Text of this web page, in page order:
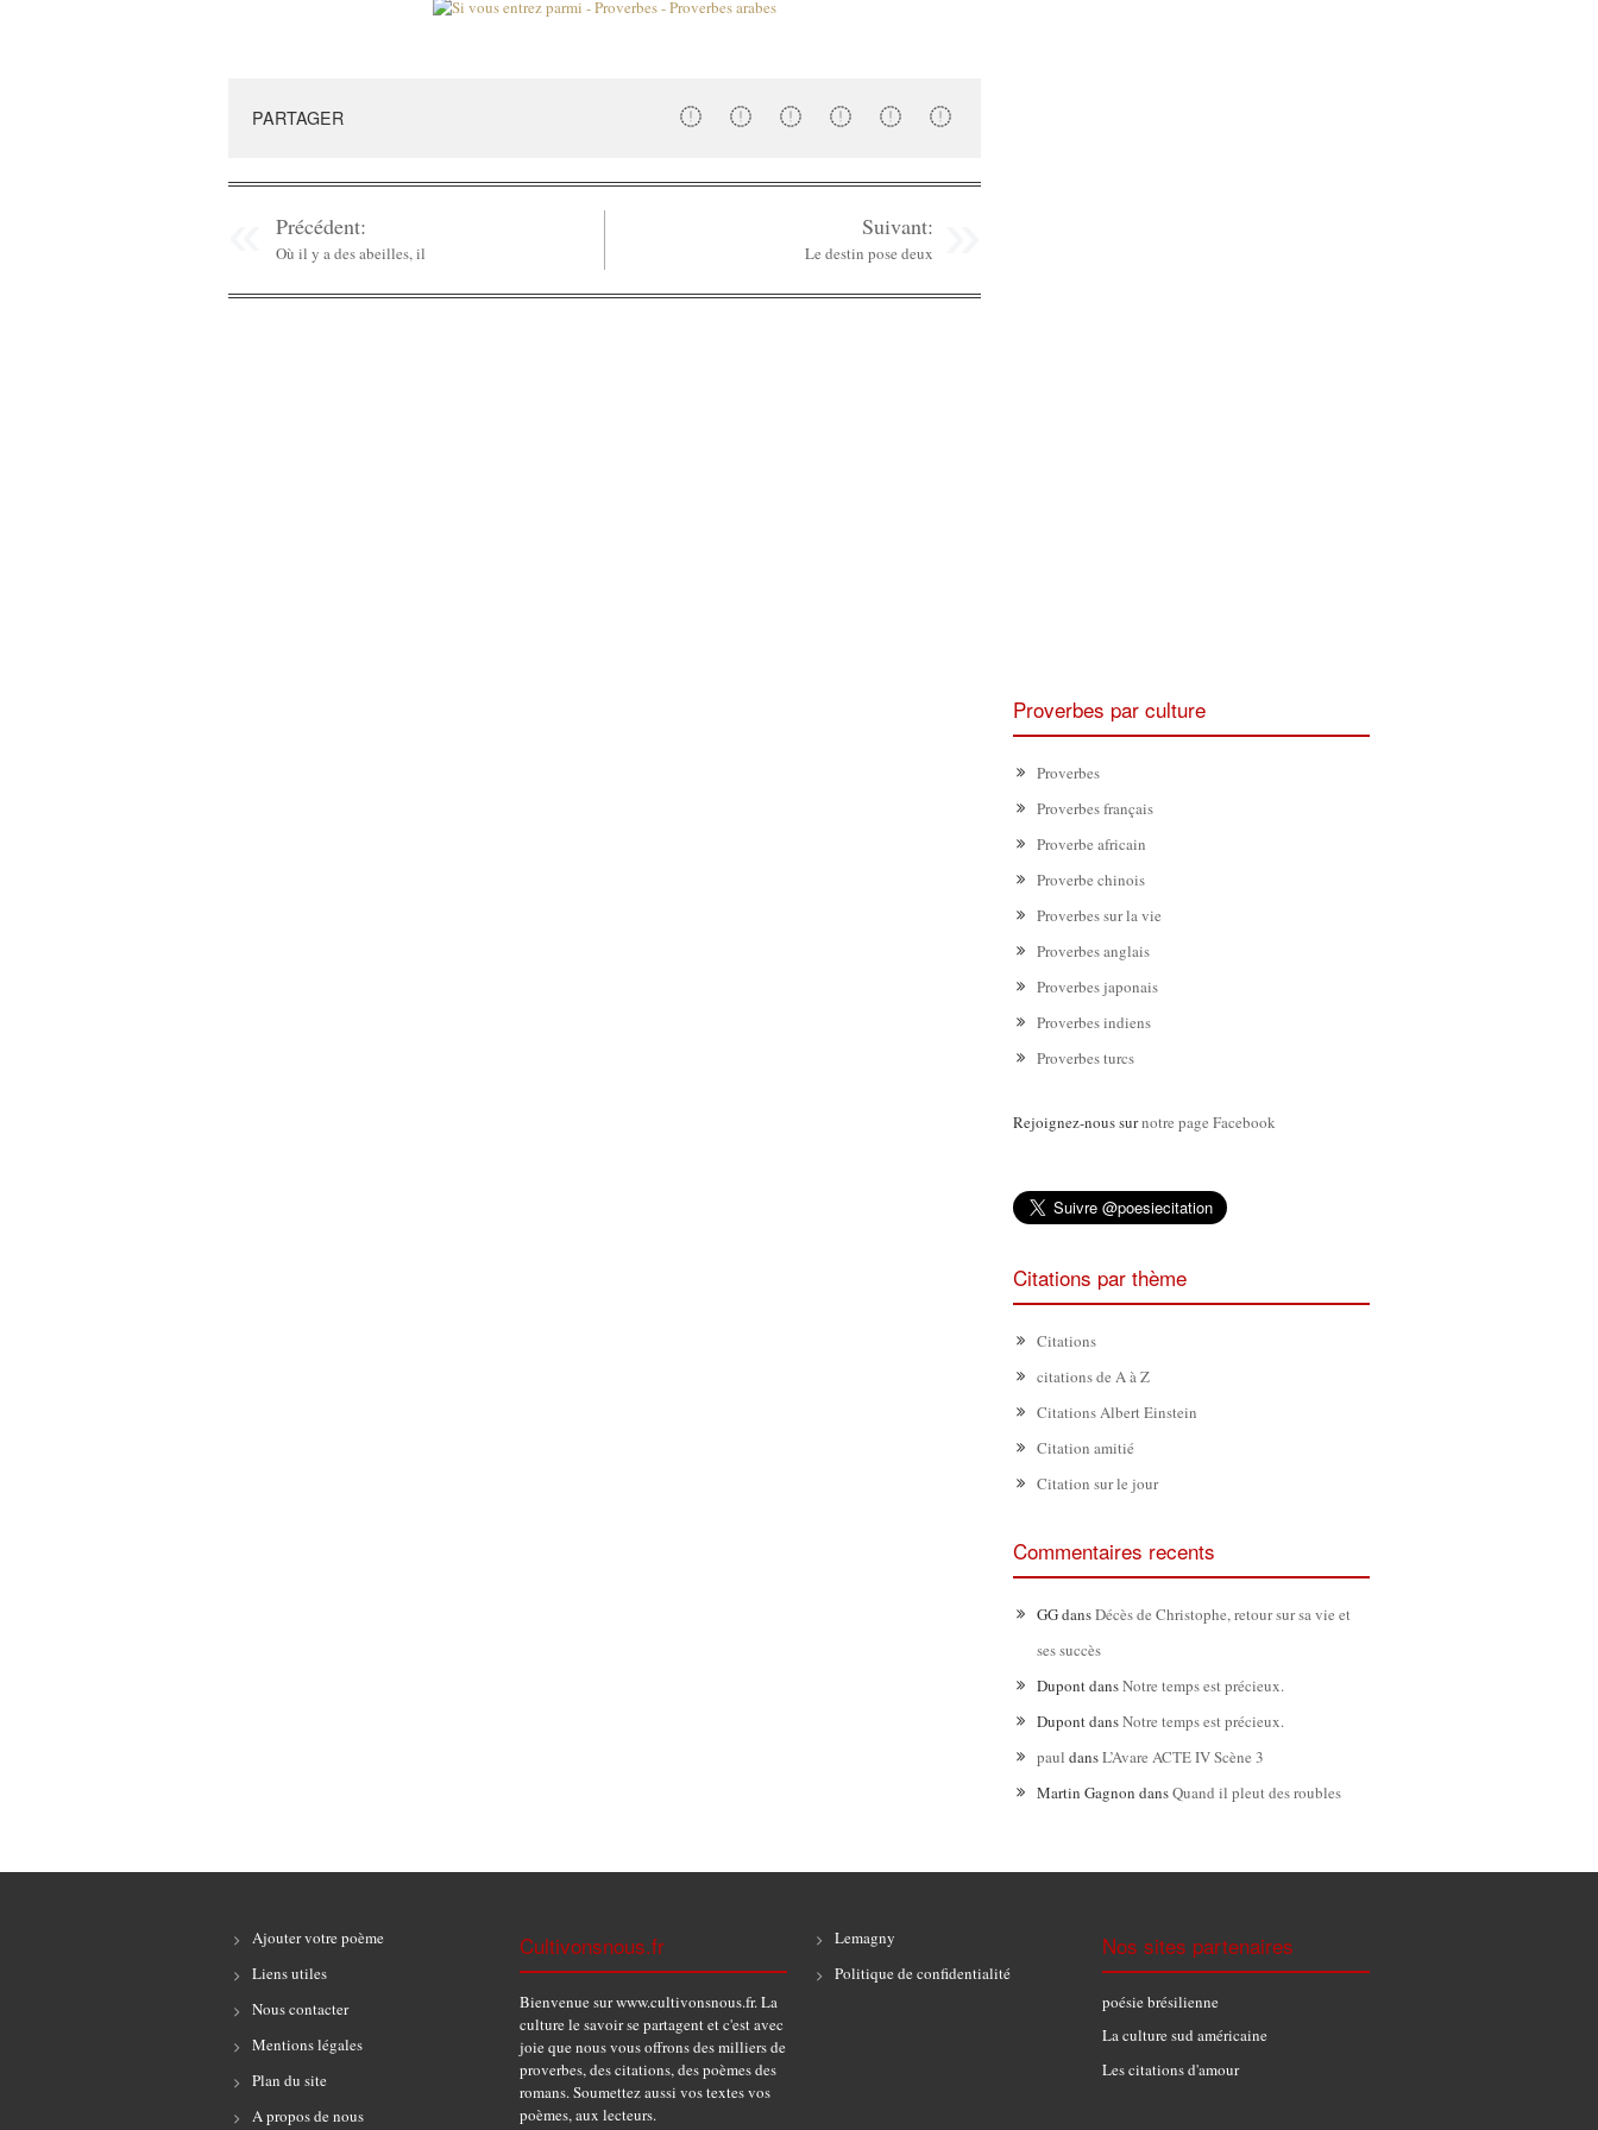
PARTAGER
Précédent:
Où il y a des abeilles, il
Suivant:
Le destin pose deux
Proverbes par culture
Proverbes
Proverbes français
Proverbe africain
Proverbe chinois
Proverbes sur la vie
Proverbes anglais
Proverbes japonais
Proverbes indiens
Proverbes turcs
Rejoignez-nous surnotre page Facebook
Citations par thème
Citations
citations de A à Z
Citations Albert Einstein
Citation amitié
Citation sur le jour
Commentaires recents
GGdansDécès de Christophe, retour sur sa vie et
ses succès
DupontdansNotre temps est précieux.
DupontdansNotre temps est précieux.
paul dansL’Avare ACTE IV Scène 3
Martin Gagnon dansQuand il pleut des roubles
Ajouter votre poème
Liens utiles
Nous contacter
Mentions légales
Plan du site
A propos de nous
Cultivonsnous.fr
Bienvenue sur www.cultivonsnous.fr. La
culture le savoir se partagent et c'est avec
joie que nous vous offrons des milliers de
proverbes, des citations, des poèmes des
romans. Soumettez aussi vos textes vos
poèmes, aux lecteurs.
Lemagny
Politique de confidentialité
Nos sites partenaires
poésie brésilienne
La culture sud américaine
Les citations d'amour